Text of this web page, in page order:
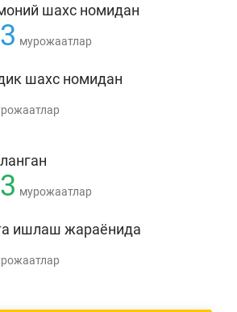
шахс номидан
мурожаатлар
шахс номидан
мурожаатлар
ишлаш жараёнида